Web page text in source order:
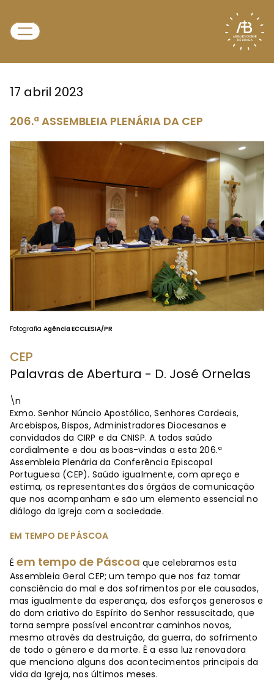
17 abril 2023
206.ª ASSEMBLEIA PLENÁRIA DA CEP
Fotografia Agência ECCLESIA/PR
CEP
Palavras de Abertura - D. José Ornelas
\n
Exmo. Senhor Núncio Apostólico, Senhores Cardeais,
Arcebispos, Bispos, Administradores Diocesanos e
convidados da CIRP e da CNISP. A todos saúdo
cordialmente e dou as boas-vindas a esta 206.ª
Assembleia Plenária da Conferência Episcopal
Portuguesa (CEP). Saúdo igualmente, com apreço e
estima, os representantes dos órgãos de comunicação
que nos acompanham e são um elemento essencial no
diálogo da Igreja com a sociedade.
EM TEMPO DE PÁSCOA
Éem tempo de Páscoa que celebramos esta
Assembleia Geral CEP; um tempo que nos faz tomar
consciência do mal e dos sofrimentos por ele causados,
mas igualmente da esperança, dos esforços generosos e
do dom criativo do Espírito do Senhor ressuscitado, que
torna sempre possível encontrar caminhos novos,
mesmo através da destruição, da guerra, do sofrimento
de todo o género e da morte. É a essa luz renovadora
que menciono alguns dos acontecimentos principais da
vida da Igreja, nos últimos meses.